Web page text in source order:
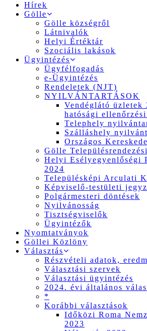
Hírek
Gölle
Gölle községről
Látnivalók
Helyi Értéktár
Szociális lakások
Ügyintézés
Ügyfélfogadás
e-Ügyintézés
Rendeletek (NJT)
NYILVÁNTARTÁSOK
Vendéglátó üzletek
hatósági
Telephely
Szálláshely
Országos
Gölle
Helyi Esélyegyenlőségi
2024
Településképi Arculati
Képviselő-testületi
Polgármesteri döntések
Nyilvánosság
Tisztségviselők
Ügyintézők
Nyomtatványok
Göllei Közlöny
Választás
Részvételi adatok,
Választási szervek
Választási ügyintézés
2024. évi általános
*
Korábbi választások
Időközi Roma
2023